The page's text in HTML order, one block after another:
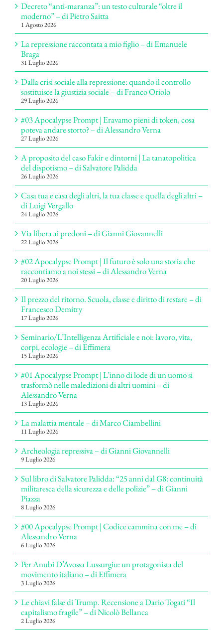
Decreto “anti-maranza”: un testo culturale “oltre il
moderno” – di Pietro Saitta
1 Agosto 2026
La repressione raccontata a mio figlio – di Emanuele
Braga
31 Luglio 2026
Dalla crisi sociale alla repressione: quando il controllo
sostituisce la giustizia sociale – di Franco Oriolo
29 Luglio 2026
#03 Apocalypse Prompt | Eravamo pieni di token, cosa
poteva andare storto? – di Alessandro Verna
27 Luglio 2026
A proposito del caso Fakir e dintorni | La tanatopolitica
del dispotismo – di Salvatore Palidda
26 Luglio 2026
Casa tua e casa degli altri, la tua classe e quella degli altri –
di Luigi Vergallo
24 Luglio 2026
Via libera ai predoni – di Gianni Giovannelli
22 Luglio 2026
#02 Apocalypse Prompt | Il futuro è solo una storia che
raccontiamo a noi stessi – di Alessandro Verna
20 Luglio 2026
Il prezzo del ritorno. Scuola, classe e diritto di restare – di
Francesco Demitry
17 Luglio 2026
Seminario/L’Intelligenza Artificiale e noi: lavoro, vita,
corpi, ecologie – di Effimera
15 Luglio 2026
#01 Apocalypse Prompt | L’inno di lode di un uomo si
trasformò nelle maledizioni di altri uomini – di
Alessandro Verna
13 Luglio 2026
La malattia mentale – di Marco Ciambellini
11 Luglio 2026
Archeologia repressiva – di Gianni Giovannelli
9 Luglio 2026
Sul libro di Salvatore Palidda: “25 anni dal G8: continuità
militaresca della sicurezza e delle polizie” – di Gianni
Piazza
8 Luglio 2026
#00 Apocalypse Prompt | Codice cammina con me – di
Alessandro Verna
6 Luglio 2026
Per Anubi D’Avossa Lussurgiu: un protagonista del
movimento italiano – di Effimera
3 Luglio 2026
Le chiavi false di Trump. Recensione a Dario Togati “Il
capitalismo fragile” – di Nicolò Bellanca
2 Luglio 2026